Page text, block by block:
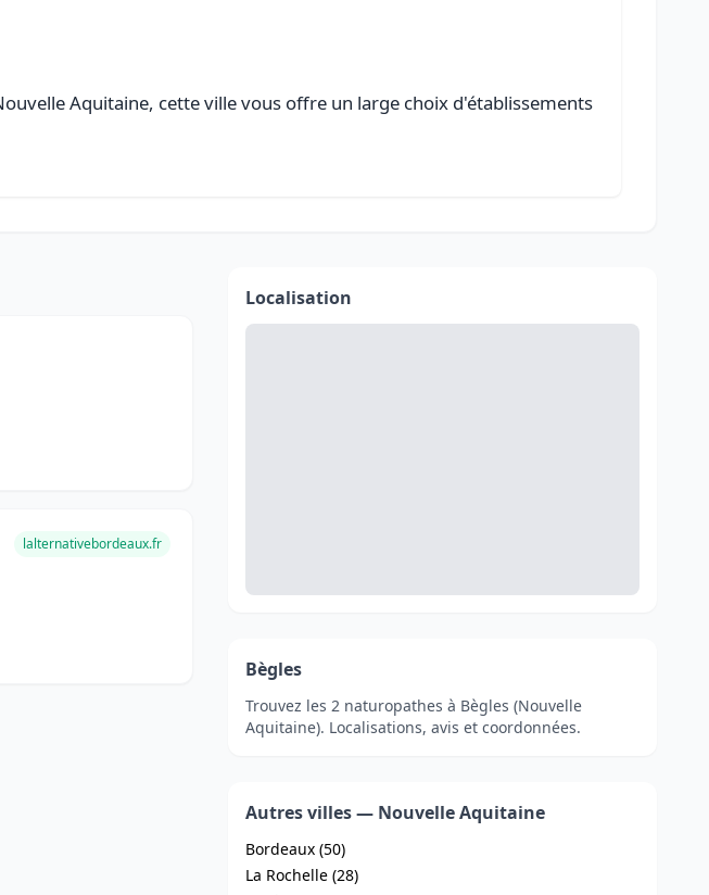
Aquitaine, cette ville vous offre un large choix d'établissements
lalternativebordeaux.fr
Localisation
Bègles
Trouvez les 2 naturopathes à Bègles (Nouvelle
Aquitaine). Localisations, avis et coordonnées.
Autres villes — Nouvelle Aquitaine
Bordeaux (50)
La Rochelle (28)